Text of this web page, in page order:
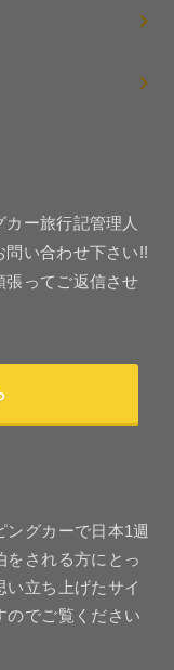
ー旅行記管理人
問い合わせ下さい!!
張ってご返信させ
グカーで日本1週
をされる方にとっ
い立ち上げたサイ
のでご覧ください